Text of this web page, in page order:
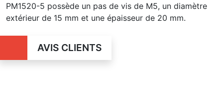
PM1520-5 possède un pas de vis de M5, un diamètre
extérieur de 15 mm et une épaisseur de 20 mm.
AVIS CLIENTS